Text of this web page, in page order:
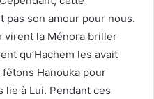
son amour pour nous.
virent la Ménora briller
qu’Hachem les avait
Hanouka pour
lie à Lui. Pendant ces